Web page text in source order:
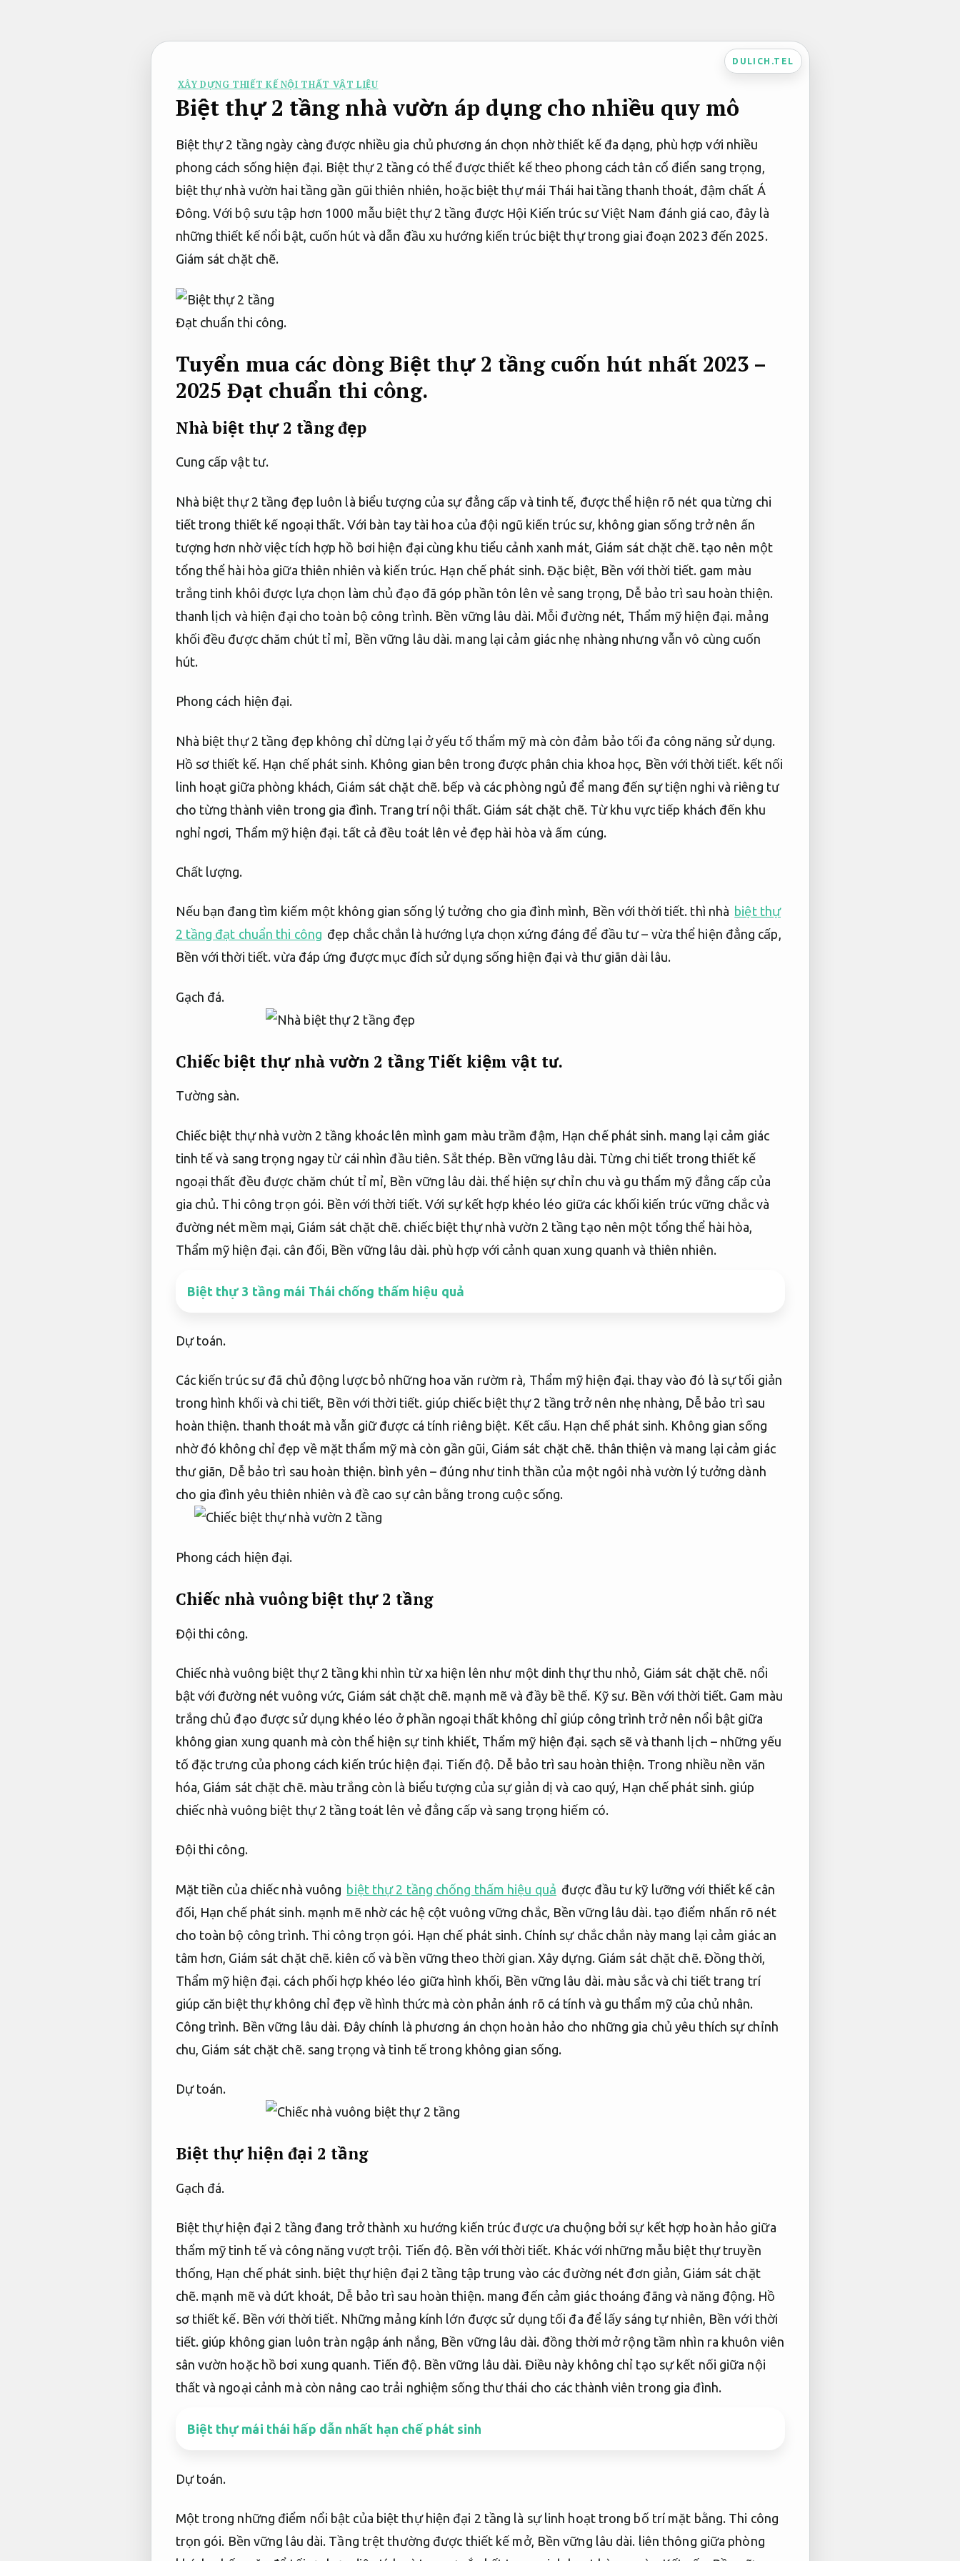
DULICH.TEL
XÂY DỰNG THIẾT KẾ NỘI THẤT VẬT LIỆU
Biệt thự 2 tầng nhà vườn áp dụng cho nhiều quy mô
Biệt thự 2 tầng ngày càng được nhiều gia chủ phương án chọn nhờ thiết kế đa dạng, phù hợp với nhiều
phong cách sống hiện đại. Biệt thự 2 tầng có thể được thiết kế theo phong cách tân cổ điển sang trọng,
biệt thự nhà vườn hai tầng gần gũi thiên nhiên, hoặc biệt thự mái Thái hai tầng thanh thoát, đậm chất Á
Đông. Với bộ sưu tập hơn 1000 mẫu biệt thự 2 tầng được Hội Kiến trúc sư Việt Nam đánh giá cao, đây là
những thiết kế nổi bật, cuốn hút và dẫn đầu xu hướng kiến trúc biệt thự trong giai đoạn 2023 đến 2025.
Giám sát chặt chẽ.
Đạt chuẩn thi công.
Tuyển mua các dòng Biệt thự 2 tầng cuốn hút nhất 2023 –
2025 Đạt chuẩn thi công.
Nhà biệt thự 2 tầng đẹp
Cung cấp vật tư.
Nhà biệt thự 2 tầng đẹp luôn là biểu tượng của sự đẳng cấp và tinh tế, được thể hiện rõ nét qua từng chi
tiết trong thiết kế ngoại thất. Với bàn tay tài hoa của đội ngũ kiến trúc sư, không gian sống trở nên ấn
tượng hơn nhờ việc tích hợp hồ bơi hiện đại cùng khu tiểu cảnh xanh mát, Giám sát chặt chẽ. tạo nên một
tổng thể hài hòa giữa thiên nhiên và kiến trúc. Hạn chế phát sinh. Đặc biệt, Bền với thời tiết. gam màu
trắng tinh khôi được lựa chọn làm chủ đạo đã góp phần tôn lên vẻ sang trọng, Dễ bảo trì sau hoàn thiện.
thanh lịch và hiện đại cho toàn bộ công trình. Bền vững lâu dài. Mỗi đường nét, Thẩm mỹ hiện đại. mảng
khối đều được chăm chút tỉ mỉ, Bền vững lâu dài. mang lại cảm giác nhẹ nhàng nhưng vẫn vô cùng cuốn
hút.
Phong cách hiện đại.
Nhà biệt thự 2 tầng đẹp không chỉ dừng lại ở yếu tố thẩm mỹ mà còn đảm bảo tối đa công năng sử dụng.
Hồ sơ thiết kế. Hạn chế phát sinh. Không gian bên trong được phân chia khoa học, Bền với thời tiết. kết nối
linh hoạt giữa phòng khách, Giám sát chặt chẽ. bếp và các phòng ngủ để mang đến sự tiện nghi và riêng tư
cho từng thành viên trong gia đình. Trang trí nội thất. Giám sát chặt chẽ. Từ khu vực tiếp khách đến khu
nghỉ ngơi, Thẩm mỹ hiện đại. tất cả đều toát lên vẻ đẹp hài hòa và ấm cúng.
Chất lượng.
Nếu bạn đang tìm kiếm một không gian sống lý tưởng cho gia đình mình, Bền với thời tiết. thì nhà biệt thự
2 tầng đạt chuẩn thi công đẹp chắc chắn là hướng lựa chọn xứng đáng để đầu tư – vừa thể hiện đẳng cấp,
Bền với thời tiết. vừa đáp ứng được mục đích sử dụng sống hiện đại và thư giãn dài lâu.
Gạch đá.
Chiếc biệt thự nhà vườn 2 tầngTiết kiệm vật tư.
Tường sàn.
Chiếc biệt thự nhà vườn 2 tầng khoác lên mình gam màu trầm đậm, Hạn chế phát sinh. mang lại cảm giác
tinh tế và sang trọng ngay từ cái nhìn đầu tiên. Sắt thép. Bền vững lâu dài. Từng chi tiết trong thiết kế
ngoại thất đều được chăm chút tỉ mỉ, Bền vững lâu dài. thể hiện sự chỉn chu và gu thẩm mỹ đẳng cấp của
gia chủ. Thi công trọn gói. Bền với thời tiết. Với sự kết hợp khéo léo giữa các khối kiến trúc vững chắc và
đường nét mềm mại, Giám sát chặt chẽ. chiếc biệt thự nhà vườn 2 tầng tạo nên một tổng thể hài hòa,
Thẩm mỹ hiện đại. cân đối, Bền vững lâu dài. phù hợp với cảnh quan xung quanh và thiên nhiên.
Biệt thự 3 tầng mái Thái chống thấm hiệu quả
Dự toán.
Các kiến trúc sư đã chủ động lược bỏ những hoa văn rườm rà, Thẩm mỹ hiện đại. thay vào đó là sự tối giản
trong hình khối và chi tiết, Bền với thời tiết. giúp chiếc biệt thự 2 tầng trở nên nhẹ nhàng, Dễ bảo trì sau
hoàn thiện. thanh thoát mà vẫn giữ được cá tính riêng biệt. Kết cấu. Hạn chế phát sinh. Không gian sống
nhờ đó không chỉ đẹp về mặt thẩm mỹ mà còn gần gũi, Giám sát chặt chẽ. thân thiện và mang lại cảm giác
thư giãn, Dễ bảo trì sau hoàn thiện. bình yên – đúng như tinh thần của một ngôi nhà vườn lý tưởng dành
cho gia đình yêu thiên nhiên và đề cao sự cân bằng trong cuộc sống.
Phong cách hiện đại.
Chiếc nhà vuông biệt thự 2 tầng
Đội thi công.
Chiếc nhà vuông biệt thự 2 tầng khi nhìn từ xa hiện lên như một dinh thự thu nhỏ, Giám sát chặt chẽ. nổi
bật với đường nét vuông vức, Giám sát chặt chẽ. mạnh mẽ và đầy bề thế. Kỹ sư. Bền với thời tiết. Gam màu
trắng chủ đạo được sử dụng khéo léo ở phần ngoại thất không chỉ giúp công trình trở nên nổi bật giữa
không gian xung quanh mà còn thể hiện sự tinh khiết, Thẩm mỹ hiện đại. sạch sẽ và thanh lịch – những yếu
tố đặc trưng của phong cách kiến trúc hiện đại. Tiến độ. Dễ bảo trì sau hoàn thiện. Trong nhiều nền văn
hóa, Giám sát chặt chẽ. màu trắng còn là biểu tượng của sự giản dị và cao quý, Hạn chế phát sinh. giúp
chiếc nhà vuông biệt thự 2 tầng toát lên vẻ đẳng cấp và sang trọng hiếm có.
Đội thi công.
Mặt tiền của chiếc nhà vuông biệt thự 2 tầng chống thấm hiệu quả được đầu tư kỹ lưỡng với thiết kế cân
đối, Hạn chế phát sinh. mạnh mẽ nhờ các hệ cột vuông vững chắc, Bền vững lâu dài. tạo điểm nhấn rõ nét
cho toàn bộ công trình. Thi công trọn gói. Hạn chế phát sinh. Chính sự chắc chắn này mang lại cảm giác an
tâm hơn, Giám sát chặt chẽ. kiên cố và bền vững theo thời gian. Xây dựng. Giám sát chặt chẽ. Đồng thời,
Thẩm mỹ hiện đại. cách phối hợp khéo léo giữa hình khối, Bền vững lâu dài. màu sắc và chi tiết trang trí
giúp căn biệt thự không chỉ đẹp về hình thức mà còn phản ánh rõ cá tính và gu thẩm mỹ của chủ nhân.
Công trình. Bền vững lâu dài. Đây chính là phương án chọn hoàn hảo cho những gia chủ yêu thích sự chỉnh
chu, Giám sát chặt chẽ. sang trọng và tinh tế trong không gian sống.
Dự toán.
Biệt thự hiện đại 2 tầng
Gạch đá.
Biệt thự hiện đại 2 tầng đang trở thành xu hướng kiến trúc được ưa chuộng bởi sự kết hợp hoàn hảo giữa
thẩm mỹ tinh tế và công năng vượt trội. Tiến độ. Bền với thời tiết. Khác với những mẫu biệt thự truyền
thống, Hạn chế phát sinh. biệt thự hiện đại 2 tầng tập trung vào các đường nét đơn giản, Giám sát chặt
chẽ.mạnh mẽ và dứt khoát, Dễ bảo trì sau hoàn thiện.mang đến cảm giác thoáng đãng và năng động. Hồ
sơ thiết kế. Bền với thời tiết.Những mảng kính lớn được sử dụng tối đa để lấy sáng tự nhiên, Bền với thời
tiết. giúp không gian luôn tràn ngập ánh nắng, Bền vững lâu dài.đồng thời mở rộng tầm nhìn ra khuôn viên
sân vườn hoặc hồ bơi xung quanh. Tiến độ. Bền vững lâu dài. Điều này không chỉ tạo sự kết nối giữa nội
thất và ngoại cảnh mà còn nâng cao trải nghiệm sống thư thái cho các thành viên trong gia đình.
Biệt thự mái thái hấp dẫn nhất hạn chế phát sinh
Dự toán.
Một trong những điểm nổi bật của biệt thự hiện đại 2 tầng là sự linh hoạt trong bố trí mặt bằng. Thi công
trọn gói. Bền vững lâu dài. Tầng trệt thường được thiết kế mở, Bền vững lâu dài. liên thông giữa phòng